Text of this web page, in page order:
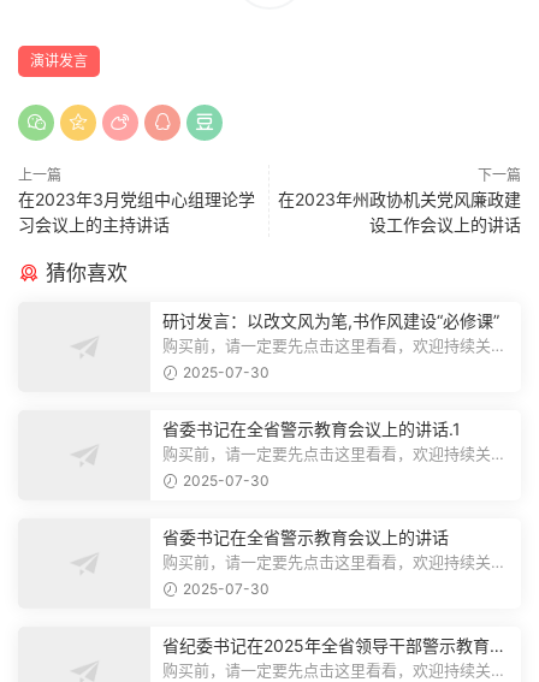
演讲发言
上一篇
在2023年3月党组中心组理论学
习会议上的主持讲话
下一篇
在2023年州政协机关党风廉政建
设工作会议上的讲话
猜你喜欢
研讨发言：以改文风为笔,书作风建设“必修课”
购买前，请一定要先点击这里看看，欢迎持续关
注，精彩模板每天推送预览结束，本文...
2025-07-30
省委书记在全省警示教育会议上的讲话.1
购买前，请一定要先点击这里看看，欢迎持续关
注，精彩模板每天推送预览结束，本文...
2025-07-30
省委书记在全省警示教育会议上的讲话
购买前，请一定要先点击这里看看，欢迎持续关
注，精彩模板每天推送预览结束，本文...
2025-07-30
省纪委书记在2025年全省领导干部警示教育会
上的讲话.1
购买前，请一定要先点击这里看看，欢迎持续关